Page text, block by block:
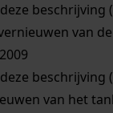
beschrijving
van
beschrijving
van het